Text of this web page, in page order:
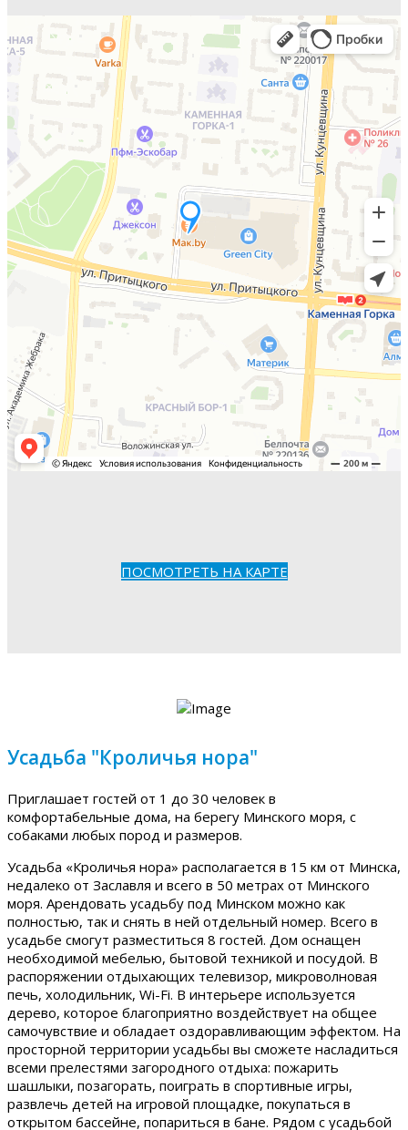
ПОСМОТРЕТЬ НА КАРТЕ
Усадьба "Кроличья нора"
Приглашает гостей от 1 до 30 человек в
комфортабельные дома, на берегу Минского моря, с
собаками любых пород и размеров.
Усадьба «Кроличья нора» располагается в 15 км от Минска,
недалеко от Заславля и всего в 50 метрах от Минского
моря. Арендовать усадьбу под Минском можно как
полностью, так и снять в ней отдельный номер. Всего в
усадьбе смогут разместиться 8 гостей. Дом оснащен
необходимой мебелью, бытовой техникой и посудой. В
распоряжении отдыхающих телевизор, микроволновая
печь, холодильник, Wi-Fi. В интерьере используется
дерево, которое благоприятно воздействует на общее
самочувствие и обладает оздоравливающим эффектом. На
просторной территории усадьбы вы сможете насладиться
всеми прелестями загородного отдыха: пожарить
шашлыки, позагорать, поиграть в спортивные игры,
развлечь детей на игровой площадке, покупаться в
открытом бассейне, попариться в бане. Рядом с усадьбой